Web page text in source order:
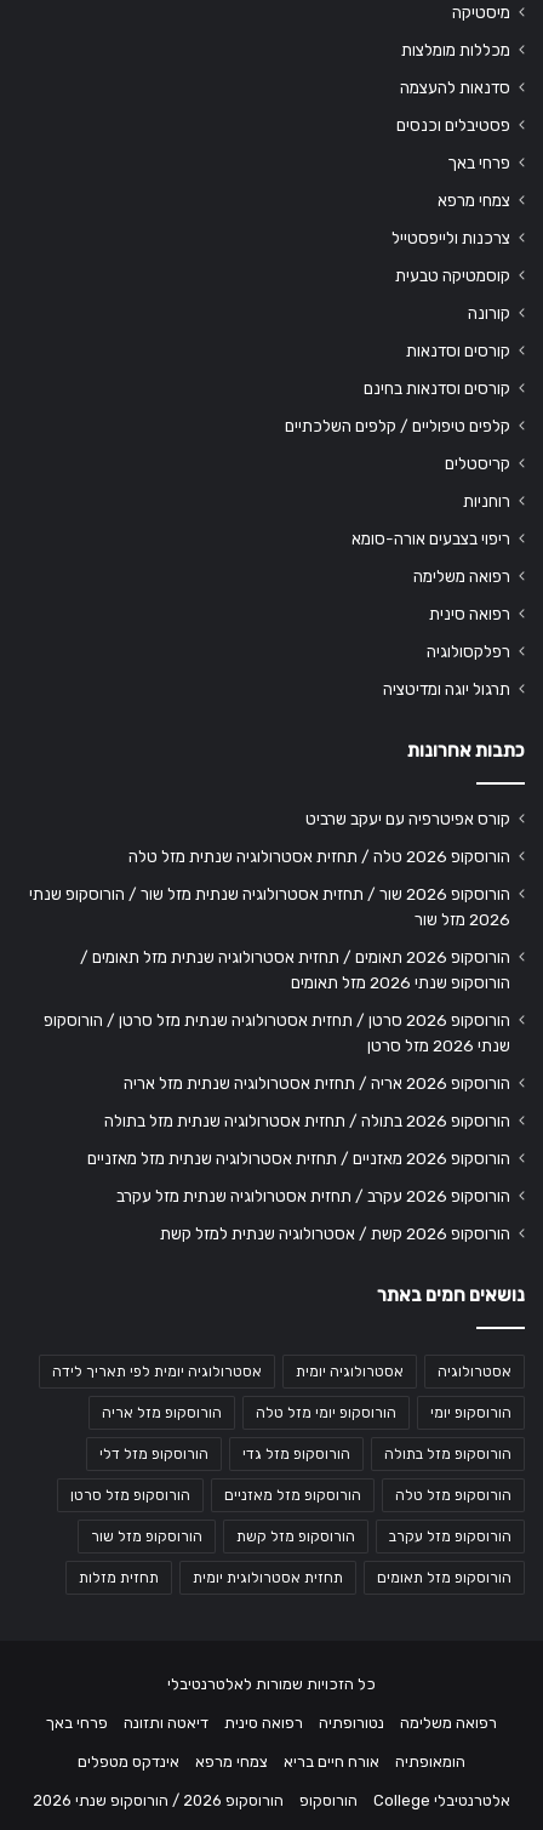
מיסטיקה
מכללות מומלצות
סדנאות להעצמה
פסטיבלים וכנסים
פרחי באך
צמחי מרפא
צרכנות ולייפסטייל
קוסמטיקה טבעית
קורונה
קורסים וסדנאות
קורסים וסדנאות בחינם
קלפים טיפוליים / קלפים השלכתיים
קריסטלים
רוחניות
ריפוי בצבעים אורה-סומא
רפואה משלימה
רפואה סינית
רפלקסולוגיה
תרגול יוגה ומדיטציה
כתבות אחרונות
קורס אפיטרפיה עם יעקב שרביט
הורוסקופ 2026 טלה / תחזית אסטרולוגיה שנתית מזל טלה
הורוסקופ 2026 שור / תחזית אסטרולוגיה שנתית מזל שור / הורוסקופ שנתי
2026 מזל שור
הורוסקופ 2026 תאומים / תחזית אסטרולוגיה שנתית מזל תאומים /
הורוסקופ שנתי 2026 מזל תאומים
הורוסקופ 2026 סרטן / תחזית אסטרולוגיה שנתית מזל סרטן / הורוסקופ
שנתי 2026 מזל סרטן
הורוסקופ 2026 אריה / תחזית אסטרולוגיה שנתית מזל אריה
הורוסקופ 2026 בתולה / תחזית אסטרולוגיה שנתית מזל בתולה
הורוסקופ 2026 מאזניים / תחזית אסטרולוגיה שנתית מזל מאזניים
הורוסקופ 2026 עקרב / תחזית אסטרולוגיה שנתית מזל עקרב
הורוסקופ 2026 קשת / אסטרולוגיה שנתית למזל קשת
נושאים חמים באתר
אסטרולוגיה אסטרולוגיה יומית אסטרולוגיה יומית לפי תאריך לידה
הורוסקופ יומי הורוסקופ יומי מזל טלה הורוסקופ מזל אריה
הורוסקופ מזל בתולה הורוסקופ מזל גדי הורוסקופ מזל דלי
הורוסקופ מזל טלה הורוסקופ מזל מאזניים הורוסקופ מזל סרטן
הורוסקופ מזל עקרב הורוסקופ מזל קשת הורוסקופ מזל שור
הורוסקופ מזל תאומים תחזית אסטרולוגית יומית תחזית מזלות
כל הזכויות שמורות לאלטרנטיבלי
רפואה משלימה נטורופתיה רפואה סינית דיאטה ותזונה פרחי באך
הומאופתיה אורח חיים בריא צמחי מרפא אינדקס מטפלים
אלטרנטיבלי College הורוסקופ הורוסקופ 2026 / הורוסקופ שנתי 2026